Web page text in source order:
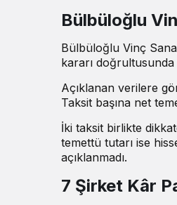
Bülbüloğlu
Bülbüloğlu Vinç
kararı doğrultusunda
Açıklanan verilere
Taksit başına net
İki taksit birlikte
temettü tutarı ise
açıklanmadı.
7 Şirket Kâr